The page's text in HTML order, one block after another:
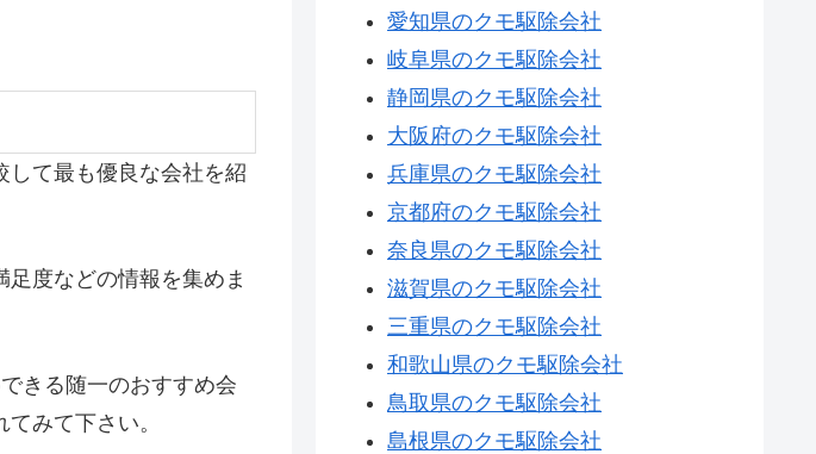
して最も優良な会社を紹
度などの情報を集めま
きる随一のおすすめ会
みて下さい。
愛知県のクモ駆除会社
岐阜県のクモ駆除会社
静岡県のクモ駆除会社
大阪府のクモ駆除会社
兵庫県のクモ駆除会社
京都府のクモ駆除会社
奈良県のクモ駆除会社
滋賀県のクモ駆除会社
三重県のクモ駆除会社
和歌山県のクモ駆除会社
鳥取県のクモ駆除会社
島根県のクモ駆除会社